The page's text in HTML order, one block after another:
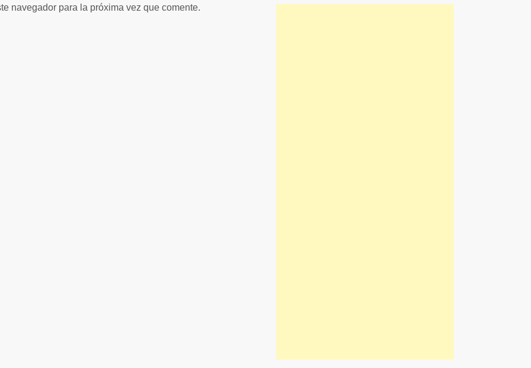
navegador para la próxima vez que comente.